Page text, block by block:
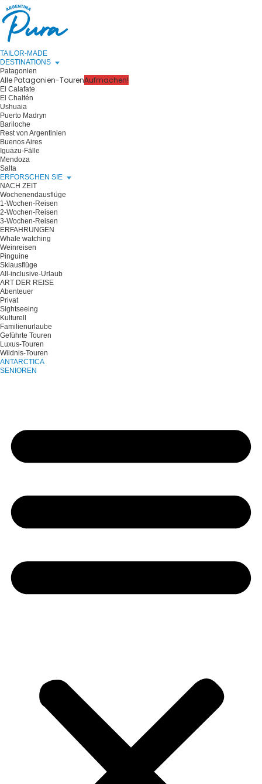
TAILOR-MADE
DESTINATIONS
Patagonien
Alle Patagonien-TourenAufmachen!
El Calafate
El Chaltén
Ushuaia
Puerto Madryn
Bariloche
Rest von Argentinien
Buenos Aires
Iguazu-Fälle
Mendoza
Salta
ERFORSCHEN SIE
NACH ZEIT
Wochenendausflüge
1-Wochen-Reisen
2-Wochen-Reisen
3-Wochen-Reisen
ERFAHRUNGEN
Whale watching
Weinreisen
Pinguine
Skiausflüge
All-inclusive-Urlaub
ART DER REISE
Abenteuer
Privat
Sightseeing
Kulturell
Familienurlaube
Geführte Touren
Luxus-Touren
Wildnis-Touren
ANTARCTICA
SENIOREN